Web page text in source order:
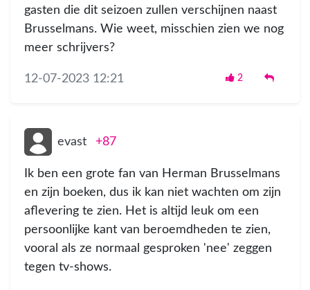
gasten die dit seizoen zullen verschijnen naast
Brusselmans. Wie weet, misschien zien we nog
meer schrijvers?
12-07-2023 12:21 2
evast +87
Ik ben een grote fan van Herman Brusselmans
en zijn boeken, dus ik kan niet wachten om zijn
aflevering te zien. Het is altijd leuk om een
persoonlijke kant van beroemdheden te zien,
vooral als ze normaal gesproken 'nee' zeggen
tegen tv-shows.